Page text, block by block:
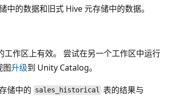
的数据和旧式 Hive 元存储中的数据。
作区上有效。 尝试在另一个工作区中运行
图升级到 Unity Catalog。
储中的 sales_historical 表的结果与